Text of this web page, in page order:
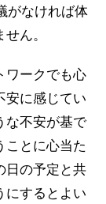
がなければ体
ん。
ワークでも心
安に感じてい
な不安が基で
ことに心当た
日の予定と共
にするとよい